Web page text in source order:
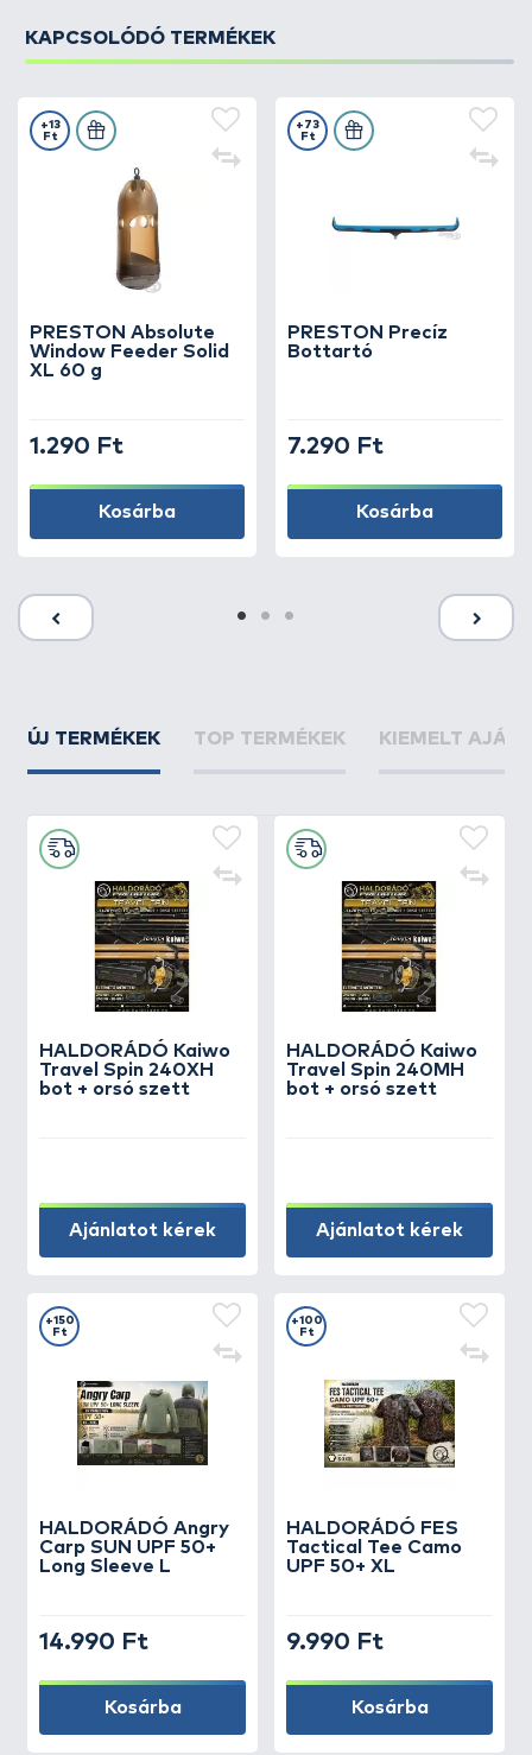
KAPCSOLÓDÓ TERMÉKEK
PRESTON Absolute
Window Feeder Solid
XL 60 g
+13
Ft
1.290 Ft
Kosárba
PRESTON Precíz
Bottartó
+73
Ft
7.290 Ft
Kosárba
ÚJ TERMÉKEK TOP TERMÉKEK KIEMELT
HALDORÁDÓ Kaiwo
Travel Spin 240XH
bot + orsó szett
Ajánlatot kérek
HALDORÁDÓ Kaiwo
Travel Spin 240MH
bot + orsó szett
Ajánlatot kérek
HALDORÁDÓ Angry
Carp SUN UPF 50+
Long Sleeve L
+150
Ft
14.990 Ft
Kosárba
HALDORÁDÓ FES
Tactical Tee Camo
UPF 50+ XL
+100
Ft
9.990 Ft
Kosárba